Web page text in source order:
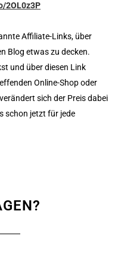
2OL0z3P
Affiliate-Links, über
Blog etwas zu decken.
und über diesen Link
Online-Shop oder
sich der Preis dabei
schon jetzt für jede